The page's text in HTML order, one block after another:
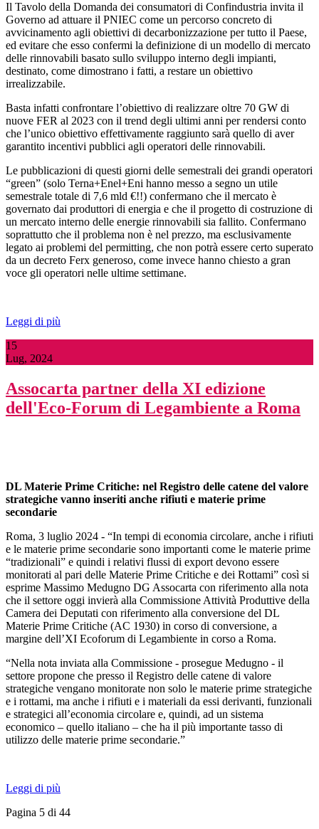
Il Tavolo della Domanda dei consumatori di Confindustria invita il
Governo ad attuare il PNIEC come un percorso concreto di
avvicinamento agli obiettivi di decarbonizzazione per tutto il Paese,
ed evitare che esso confermi la definizione di un modello di mercato
delle rinnovabili basato sullo sviluppo interno degli impianti,
destinato, come dimostrano i fatti, a restare un obiettivo
irrealizzabile.
Basta infatti confrontare l’obiettivo di realizzare oltre 70 GW di
nuove FER al 2023 con il trend degli ultimi anni per rendersi conto
che l’unico obiettivo effettivamente raggiunto sarà quello di aver
garantito incentivi pubblici agli operatori delle rinnovabili.
Le pubblicazioni di questi giorni delle semestrali dei grandi operatori
“green” (solo Terna+Enel+Eni hanno messo a segno un utile
semestrale totale di 7,6 mld €!!) confermano che il mercato è
governato dai produttori di energia e che il progetto di costruzione di
un mercato interno delle energie rinnovabili sia fallito. Confermano
soprattutto che il problema non è nel prezzo, ma esclusivamente
legato ai problemi del permitting, che non potrà essere certo superato
da un decreto Ferx generoso, come invece hanno chiesto a gran
voce gli operatori nelle ultime settimane.
Leggi di più
15
Lug, 2024
Assocarta partner della XI edizione
dell'Eco-Forum di Legambiente a Roma
DL Materie Prime Critiche: nel Registro delle catene del valore
strategiche vanno inseriti anche rifiuti e materie prime
secondarie
Roma, 3 luglio 2024 - “In tempi di economia circolare, anche i rifiuti
e le materie prime secondarie sono importanti come le materie prime
“tradizionali” e quindi i relativi flussi di export devono essere
monitorati al pari delle Materie Prime Critiche e dei Rottami” così si
esprime Massimo Medugno DG Assocarta con riferimento alla nota
che il settore oggi invierà alla Commissione Attività Produttive della
Camera dei Deputati con riferimento alla conversione del DL
Materie Prime Critiche (AC 1930) in corso di conversione, a
margine dell’XI Ecoforum di Legambiente in corso a Roma.
“Nella nota inviata alla Commissione - prosegue Medugno - il
settore propone che presso il Registro delle catene di valore
strategiche vengano monitorate non solo le materie prime strategiche
e i rottami, ma anche i rifiuti e i materiali da essi derivanti, funzionali
e strategici all’economia circolare e, quindi, ad un sistema
economico – quello italiano – che ha il più importante tasso di
utilizzo delle materie prime secondarie.”
Leggi di più
Pagina 5 di 44